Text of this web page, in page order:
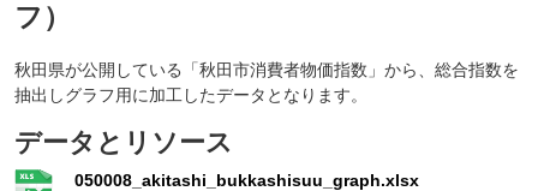
フ）
秋田県が公開している「秋田市消費者物価指数」から、総合指数を
抽出しグラフ用に加工したデータとなります。
データとリソース
050008_akitashi_bukkashisuu_graph.xlsx